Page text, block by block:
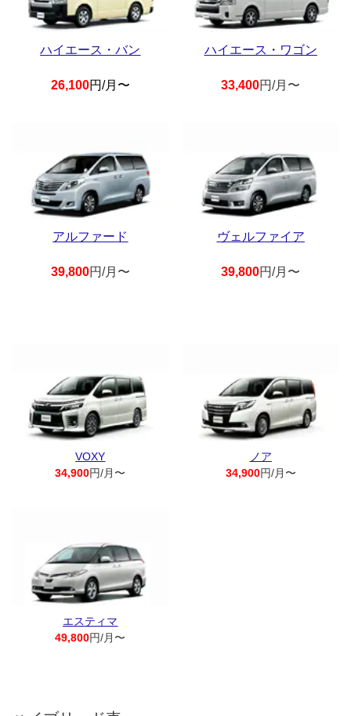
ハイエース・バン
26,100円/月〜
ハイエース・ワゴン
33,400円/月〜
アルファード
39,800円/月〜
ヴェルファイア
39,800円/月〜
VOXY
34,900円/月〜
ノア
34,900円/月〜
エスティマ
49,800円/月〜